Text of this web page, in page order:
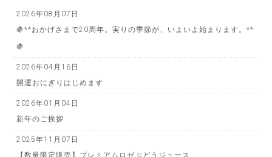
2026年08月07日
🍇**おかげさまで20周年。実りの季節が、いよいよ始まります。**
🍇
2026年04月16日
開運おにぎりはじめます
2026年01月04日
新年のご挨拶
2025年11月07日
【数量限定販売】プレミアムロゼぶどうジュース